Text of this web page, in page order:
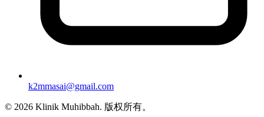
k2mmasai@gmail.com
© 2026 Klinik Muhibbah. 版权所有。